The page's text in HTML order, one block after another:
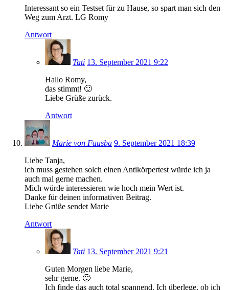
Interessant so ein Testset für zu Hause, so spart man sich den
Weg zum Arzt. LG Romy
Antwort
Tati 13. September 2021 9:22
Hallo Romy,
das stimmt! 🙂
Liebe Grüße zurück.
Antwort
Marie von Fausba 9. September 2021 18:39
Liebe Tanja,
ich muss gestehen solch einen Antikörpertest würde ich ja
auch mal gerne machen.
Mich würde interessieren wie hoch mein Wert ist.
Danke für deinen informativen Beitrag.
Liebe Grüße sendet Marie
Antwort
Tati 13. September 2021 9:21
Guten Morgen liebe Marie,
sehr gerne. 🙂
Ich finde das auch total spannend. Ich überlege, ob ich